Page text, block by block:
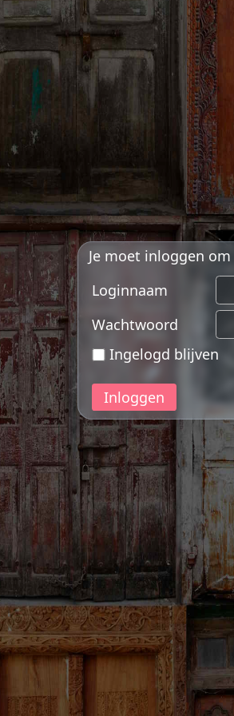
Je moet inloggen
Loginnaam
Wachtwoord
Ingelogd blijven
Inloggen